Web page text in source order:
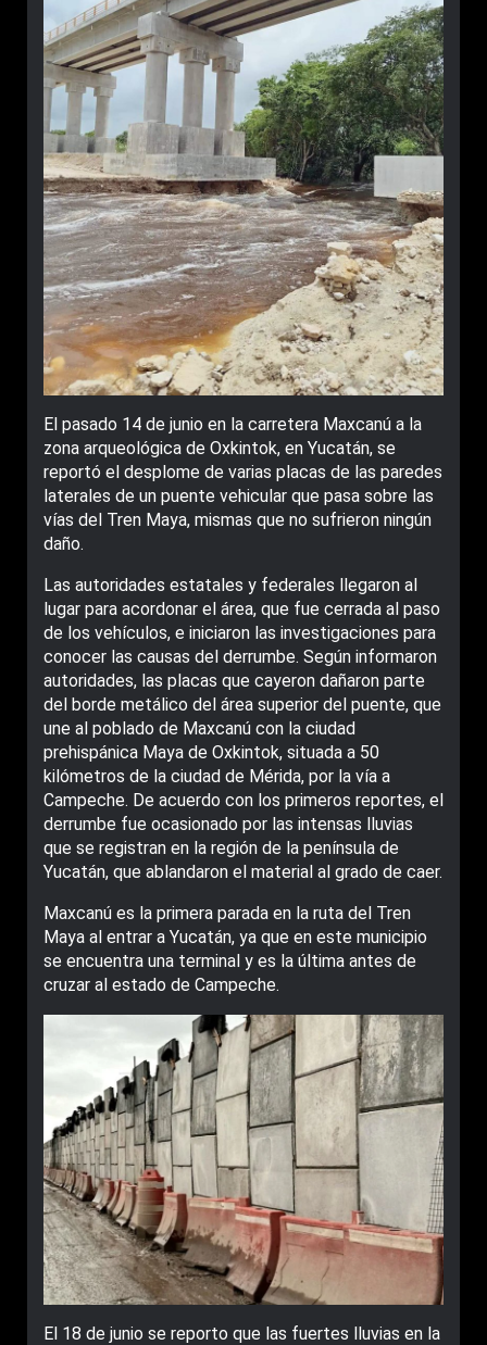
El pasado 14 de junio en la carretera Maxcanú a la
zona arqueológica de Oxkintok, en Yucatán, se
reportó el desplome de varias placas de las paredes
laterales de un puente vehicular que pasa sobre las
vías del Tren Maya, mismas que no sufrieron ningún
daño.
Las autoridades estatales y federales llegaron al
lugar para acordonar el área, que fue cerrada al paso
de los vehículos, e iniciaron las investigaciones para
conocer las causas del derrumbe. Según informaron
autoridades, las placas que cayeron dañaron parte
del borde metálico del área superior del puente, que
une al poblado de Maxcanú con la ciudad
prehispánica Maya de Oxkintok, situada a 50
kilómetros de la ciudad de Mérida, por la vía a
Campeche. De acuerdo con los primeros reportes, el
derrumbe fue ocasionado por las intensas lluvias
que se registran en la región de la península de
Yucatán, que ablandaron el material al grado de caer.
Maxcanú es la primera parada en la ruta del Tren
Maya al entrar a Yucatán, ya que en este municipio
se encuentra una terminal y es la última antes de
cruzar al estado de Campeche.
El 18 de junio se reporto que las fuertes lluvias en la